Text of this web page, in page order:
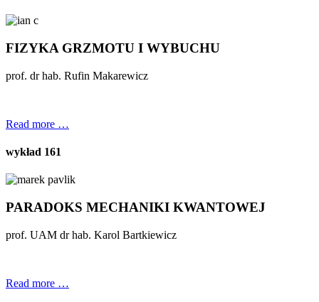
FIZYKA GRZMOTU I WYBUCHU
prof. dr hab. Rufin Makarewicz
Read more …
wykład 161
PARADOKS MECHANIKI KWANTOWEJ
prof. UAM dr hab. Karol Bartkiewicz
Read more …